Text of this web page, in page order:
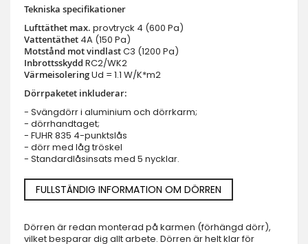
Tekniska specifikationer
Lufttäthet max. provtryck 4 (600 Pa)
Vattentäthet 4A (150 Pa)
Motstånd mot vindlastC3 (1200 Pa)
Inbrottsskydd RC2/WK2
VärmeisoleringUd = 1.1 W/K*m2
Dörrpaketet inkluderar:
- Svängdörr i aluminium och dörrkarm;
- dörrhandtaget;
- FUHR 835 4-punktslås
- dörr med låg tröskel
- Standardlåsinsats med 5 nycklar.
FULLSTÄNDIG INFORMATION OM DÖRREN
Dörren är redan monterad på karmen (förhängd dörr),
vilket besparar dig allt arbete. Dörren är helt klar för